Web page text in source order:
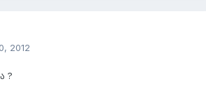
2012
?